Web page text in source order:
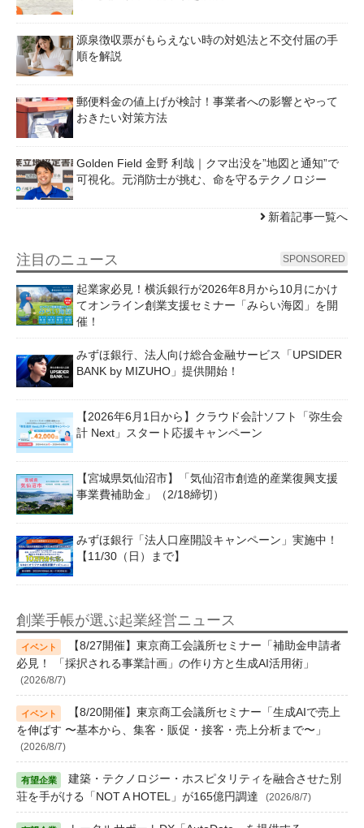
源泉徴収票がもらえない時の対処法と不交付届の手
順を解説
郵便料金の値上げが検討！事業者への影響とやって
おきたい対策方法
Golden Field 金野 利哉｜クマ出没を”地図と通知”で
可視化。元消防士が挑む、命を守るテクノロジー
新着記事一覧へ
注目のニュース SPONSORED
起業家必見！横浜銀行が2026年8月から10月にかけ
てオンライン創業支援セミナー「みらい海図」を開
催！
みずほ銀行、法人向け総合金融サービス「UPSIDER
BANK by MIZUHO」提供開始！
【2026年6月1日から】クラウド会計ソフト「弥生会
計 Next」スタート応援キャンペーン
【宮城県気仙沼市】「気仙沼市創造的産業復興支援
事業費補助金」（2/18締切）
みずほ銀行「法人口座開設キャンペーン」実施中！
【11/30（日）まで】
創業手帳が選ぶ起業経営ニュース
【8/27開催】東京商工会議所セミナー「補助金申請者
必見！ 「採択される事業計画」の作り方と生成AI活用術」
(2026/8/7)
【8/20開催】東京商工会議所セミナー「生成AIで売上
を伸ばす 〜基本から、集客・販促・接客・売上分析まで〜」
(2026/8/7)
建築・テクノロジー・ホスピタリティを融合させた別
荘を手がける「NOT A HOTEL」が165億円調達
(2026/8/7)